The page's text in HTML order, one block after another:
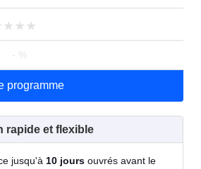
- %
programme
rapide et flexible
jusqu'à 10 jours ouvrés avant le